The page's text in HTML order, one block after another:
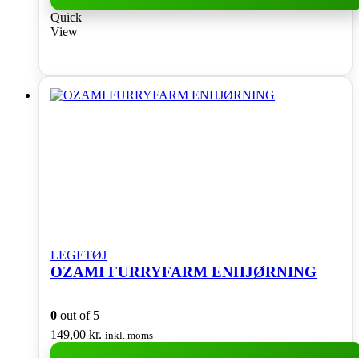
Quick
View
LEGETØJ
OZAMI FURRYFARM ENHJØRNING
0 out of 5
149,00 kr. inkl. moms